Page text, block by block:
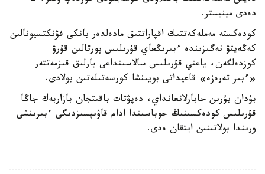
دەدى مينيستر.
كودەكستە مەملەكەتتىك اقپاراتتىق مادەلدەر بانكى فۋنكتسيونالىن
كەڭەيتۋ نەگىزىندە ءبىرىڭعاي قۇرىلىس پورتالىن قۇرۋ
كوزدەلگەن، ياعني قۇرىلىس سالاسىنداعى بارلىق قىزمەتتەر
«ءبىر تەرەزە» قاعيداتى بويىنشا كورسەتىلەتىن بولادى.
بۇدان بۇرىن حابارلانعانداي، دەپۋتات باقىتجان بازاربەك جاڭا
قۇرىلىس كودەكسىنىڭ جوباسىندا ادام قاۋىپسىزدىگى ءبىرىنشى
ورىندا بولاتىنىن ايتقان ەدى.